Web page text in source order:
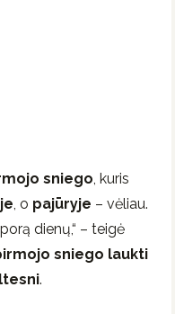
sniego, kuris
, o pajūryje – vėliau.
dienų,“ – teigė
sniego laukti
.